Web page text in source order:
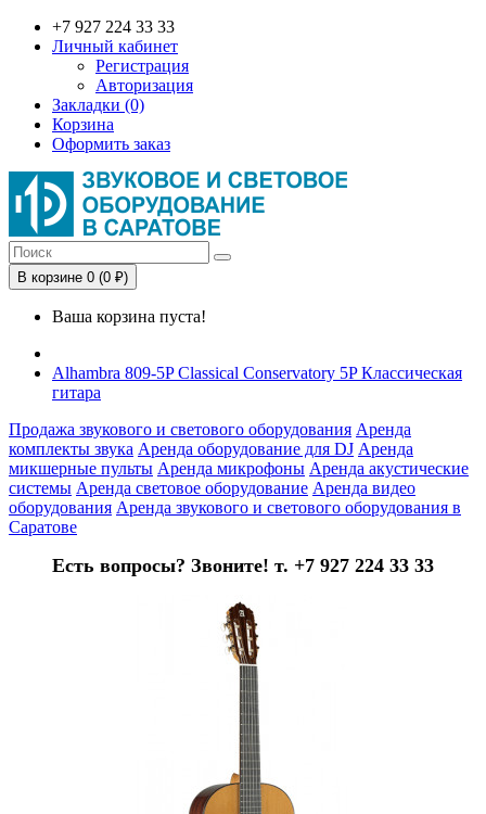
+7 927 224 33 33
Личный кабинет
Регистрация
Авторизация
Закладки (0)
Корзина
Оформить заказ
В корзине 0 (0 ₽)
Ваша корзина пуста!
Alhambra 809-5P Classical Conservatory 5P Классическая
гитара
Продажа звукового и светового оборудования Аренда
комплекты звука Аренда оборудование для DJ Аренда
микшерные пульты Аренда микрофоны Аренда акустические
системы Аренда световое оборудование Аренда видео
оборудования Аренда звукового и светового оборудования в
Саратове
Есть вопросы? Звоните! т. +7 927 224 33 33